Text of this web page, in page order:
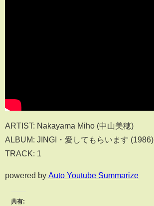
ARTIST: Nakayama Miho (中山美穂)
ALBUM: JINGI・愛してもらいます (1986)
TRACK: 1
powered by Auto Youtube Summarize
共有: